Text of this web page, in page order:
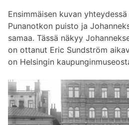
Ensimmäisen kuvan
Punanotkon puisto ja
samaa. Tässä näkyy
on ottanut Eric Sundström
on Helsingin